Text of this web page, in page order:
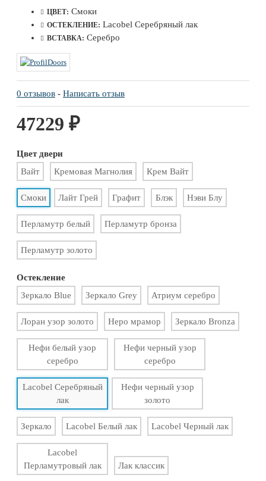
ЦВЕТ: Смоки
ОСТЕКЛЕНИЕ: Lacobel Серебряный лак
ВСТАВКА: Серебро
0 отзывов - Написать отзыв
47229 ₽
Цвет двери
Вайт
Кремовая Магнолия Крем Вайт
Лайт Грей
Смоки Графит Блэк Нэви Блу
Перламутр белый Перламутр бронза
Перламутр золото
Остекление
Зеркало Blue
Зеркало Grey Атриум серебро
Лоран узор золото Неро мрамор Зеркало Bronza
Нефи белый узор
серебро
Нефи черный узор
серебро
Нефи черный узор
золото
Lacobel Серебряный
лак
Зеркало Lacobel Белый лак Lacobel Черный лак
Lacobel
Перламутровый лак
Лак классик